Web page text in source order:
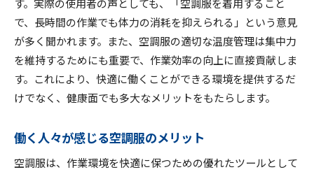
空調服で目指す最高の作業環境
効率を高めるための空調服選び
快適さを重視した空調服の選び方
で、長時間の作業でも体力の消耗を抑えられる」という意見
が多く聞かれます。また、空調服の適切な温度管理は集中力
を維持するためにも重要で、作業効率の向上に直接貢献しま
す。これにより、快適に働くことができる環境を提供するだ
けでなく、健康面でも多大なメリットをもたらします。
働く人々が感じる空調服のメリット
空調服は、作業環境を快適に保つための優れたツールとして